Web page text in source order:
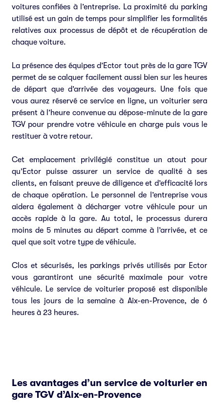
voitures confiées à l’entreprise. La proximité du parking
utilisé est un gain de temps pour simplifier les formalités
relatives aux processus de dépôt et de récupération de
chaque voiture.
La présence des équipes d’Ector tout près de la gare TGV
permet de se calquer facilement aussi bien sur les heures
de départ que d’arrivée des voyageurs. Une fois que
vous aurez réservé ce service en ligne, un voiturier sera
présent à l’heure convenue au dépose-minute de la gare
TGV pour prendre votre véhicule en charge puis vous le
restituer à votre retour.
Cet emplacement privilégié constitue un atout pour
qu’Ector puisse assurer un service de qualité à ses
clients, en faisant preuve de diligence et d’efficacité lors
de chaque opération. Le personnel de l’entreprise vous
aidera également à décharger votre véhicule pour un
accès rapide à la gare. Au total, le processus durera
moins de 5 minutes au départ comme à l’arrivée, et ce
quel que soit votre type de véhicule.
Clos et sécurisés, les parkings privés utilisés par Ector
vous garantiront une sécurité maximale pour votre
véhicule. Le service de voiturier proposé est disponible
tous les jours de la semaine à Aix-en-Provence, de 6
heures à 23 heures.
Les avantages d’un service de voiturier en
gare TGV d’Aix-en-Provence